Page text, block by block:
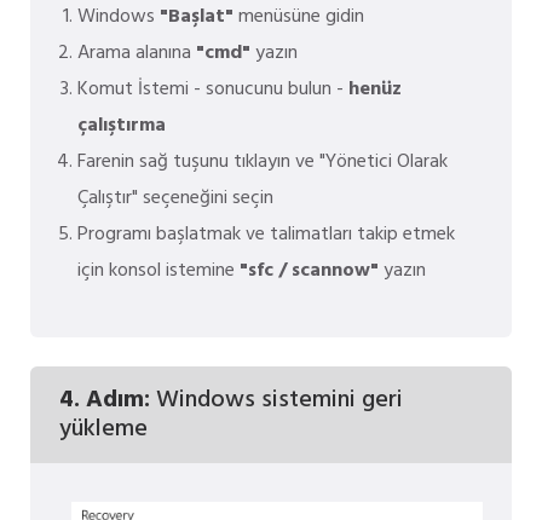
Windows "Başlat"menüsüne gidin
Arama alanına "cmd"yazın
Komut İstemi - sonucunu bulun - henüz
çalıştırma
Farenin sağ tuşunu tıklayın ve "Yönetici Olarak
Çalıştır" seçeneğini seçin
Programı başlatmak ve talimatları takip etmek
için konsol istemine "sfc / scannow"yazın
4. Adım:Windows sistemini geri
yükleme